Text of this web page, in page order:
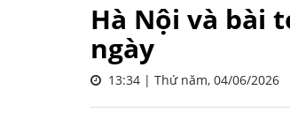
Hà Nội và bài
ngày
13:34 | Thứ năm, 04/06/2026